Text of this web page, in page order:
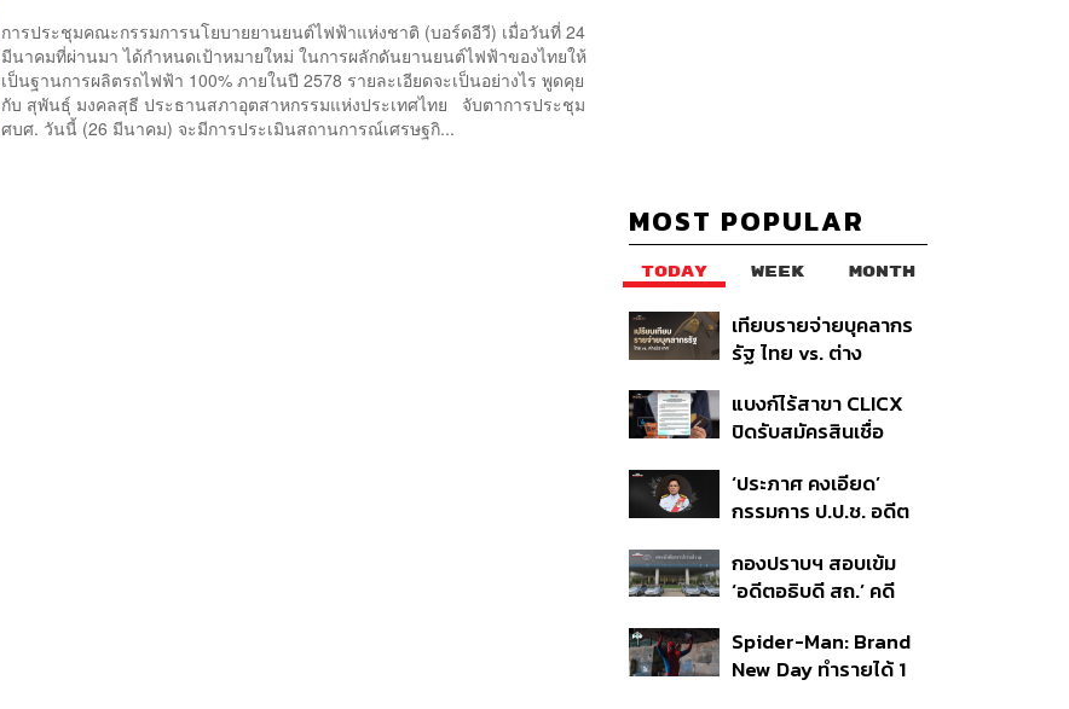
การประชุมคณะกรรมการนโยบายยานยนต์ไฟฟ้าแห่งชาติ (บอร์ดอีวี) เมื่อวันที่ 24
มีนาคมที่ผ่านมา ได้กำหนดเป้าหมายใหม่ ในการผลักดันยานยนต์ไฟฟ้าของไทยให้
เป็นฐานการผลิตรถไฟฟ้า 100% ภายในปี 2578 รายละเอียดจะเป็นอย่างไร พูดคุย
กับ สุพันธุ์ มงคลสุธี ประธานสภาอุตสาหกรรมแห่งประเทศไทย จับตาการประชุม
ศบศ. วันนี้ (26 มีนาคม) จะมีการประเมินสถานการณ์เศรษฐกิ...
MOST POPULAR
TODAY WEEK MONTH
เทียบรายจ่ายบุคลากร
รัฐ ไทย vs. ต่าง
100 บาทของคนไทยใช้
ไปกับข้าราชการเฉียด
แบงก์ไร้สาขา CLICX
ปิดรับสมัครสินเชื่อ
สัญญาณเตือนกลุ่มกู้
เงินผิดวัตถุประสงค์-ให้
คดีเด็ดขาด
‘ประภาศ คงเอียด’
กรรมการ ป.ป.ช. อดีต
ถึงแก่อนิจกรรม
กองปราบฯ สอบเข้ม
‘อดีตอธิบดี สถ.’ คดี
6 ข้อหาหนัก จ่อชง
ป.ป.ช. 12 ส.ค. นี้
Spider-Man: Brand
New Day ทำรายได้ 1